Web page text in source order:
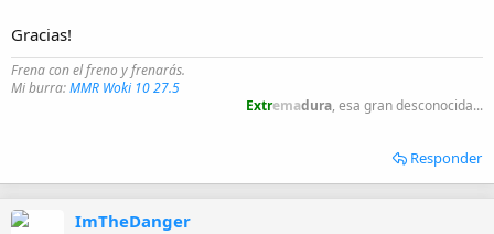
Gracias!
Frena con el freno y frenarás.
Mi burra:MMR Woki 10 27.5
Extremadura, esa gran desconocida...
Responder
ImTheDanger